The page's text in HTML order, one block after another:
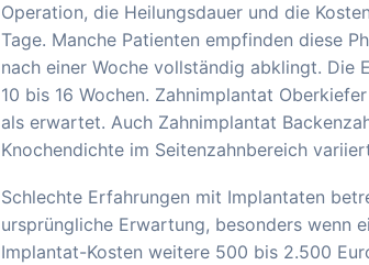
Operation, die Heilungsdauer und die
Tage. Manche Patienten empfinden diese
nach einer Woche vollständig abklingt. Die
10 bis 16 Wochen. Zahnimplantat
als erwartet. Auch Zahnimplantat
Knochendichte im Seitenzahnbereich
Schlechte Erfahrungen mit Implantaten
ursprüngliche Erwartung, besonders wenn
Implantat-Kosten weitere 500 bis 2.500